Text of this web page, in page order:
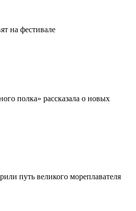
на фестивале
полка» рассказала о новых
путь великого мореплавателя